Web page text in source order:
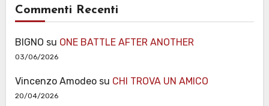
Commenti Recenti
BIGNO su ONE BATTLE AFTER ANOTHER
03/06/2026
Vincenzo Amodeosu CHI TROVA UN AMICO
20/04/2026